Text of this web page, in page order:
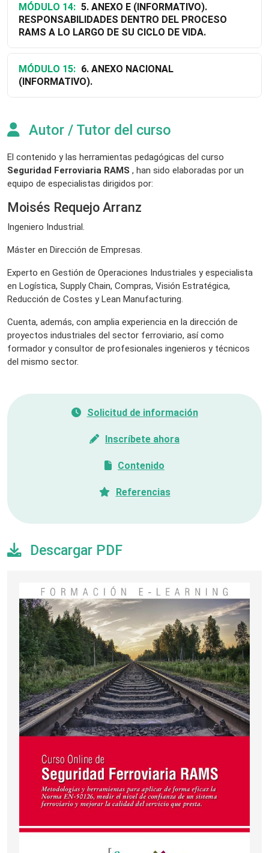
MÓDULO 14: 5. ANEXO E (INFORMATIVO).
RESPONSABILIDADES DENTRO DEL PROCESO
RAMS A LO LARGO DE SU CICLO DE VIDA.
MÓDULO 15:
(INFORMATIVO).
Autor / Tutor del curso
El contenido y las herramientas pedagógicas del curso
Seguridad Ferroviaria RAMS , han sido elaboradas por un
equipo de especialistas dirigidos por:
Moisés Requejo Arranz
Ingeniero Industrial.
Máster en Dirección de Empresas.
Experto en Gestión de Operaciones Industriales y especialista
en Logística, Supply Chain, Compras, Visión Estratégica,
Reducción de Costes y Lean Manufacturing.
Cuenta, además, con amplia experiencia en la dirección de
proyectos industriales del sector ferroviario, así como
formador y consultor de profesionales ingenieros y técnicos
del mismo sector.
Solicitud de información
Inscríbete ahora
Contenido
Referencias
Descargar PDF